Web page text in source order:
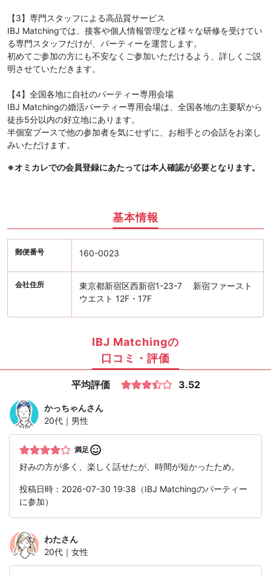
【3】専門スタッフによる高品質サービス
IBJ Matchingでは、接客や個人情報管理など様々な研修を受けてい
る専門スタッフだけが、パーティーを運営します。
初めてご参加の方にも不安なくご参加いただけるよう、詳しくご説
明させていただきます。
【4】全国各地に自社のパーティー専用会場
IBJ Matchingの婚活パーティー専用会場は、全国各地の主要駅から
徒歩5分以内の好立地にあります。
半個室ブースで他の参加者を気にせずに、お相手との会話をお楽し
みいただけます。
※オミカレでの会員登録にあたっては本人確認が必要となります。
基本情報
郵便番号 160-0023
会社住所
東京都新宿区西新宿1-23-7 新宿ファースト
ウエスト 12F・17F
IBJ Matchingの
口コミ・評価
平均評価 3.52
かっちゃんさん
20代｜男性
満足
好みの方が多く、楽しく話せたが、時間が短かったため。
投稿日時：2026-07-30 19:38（IBJ Matchingのパーティー
に参加）
わたさん
20代｜女性